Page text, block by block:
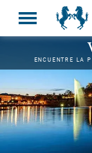
ENCUENTRE LA